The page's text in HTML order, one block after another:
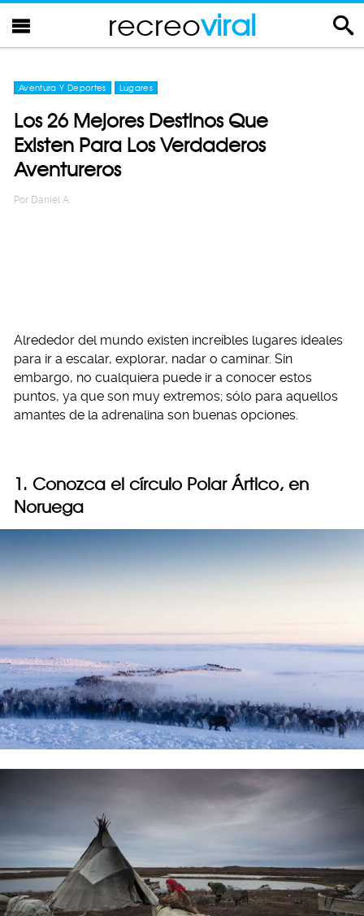
recreoviral
Aventura Y Deportes Lugares
Los 26 Mejores Destinos Que
Existen Para Los Verdaderos
Aventureros
Por Daniel A.
Alrededor del mundo existen increíbles lugares ideales
para ir a escalar, explorar, nadar o caminar. Sin
embargo, no cualquiera puede ir a conocer estos
puntos, ya que son muy extremos; sólo para aquellos
amantes de la adrenalina son buenas opciones.
1. Conozca el círculo Polar Ártico, en
Noruega